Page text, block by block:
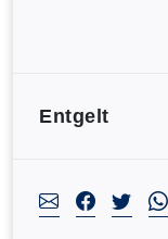
Entgelt